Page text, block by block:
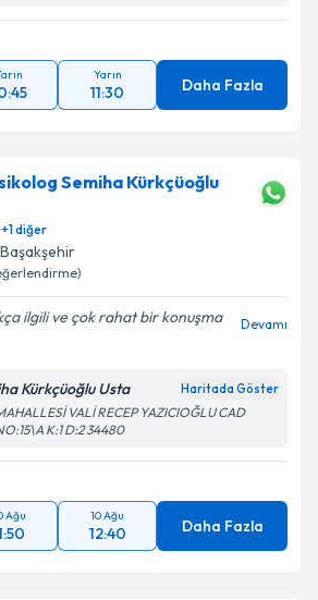
Yarın
11:30 Daha Fazla
Semiha Kürkçüoğlu
+1diğer
ilgili ve çok rahat bir konuşma
Devamı
Kürkçüoğlu Usta Haritada Göster
VALİ RECEP YAZICIOĞLU CAD
K:1 D:2 34480
Ağu 10 Ağu
12:40 Daha Fazla